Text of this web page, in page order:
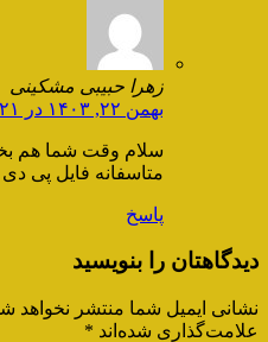
زهرا حبیبی مشکینی
بهمن ۲۲, ۱۴۰۳ در ۵:۲۱ ق٫ظ
سلام وقت شما هم
متاسفانه فایل پی
پاسخ
دیدگاهتان را بنویسید
نشانی ایمیل شما منتشر نخواهد
علامت‌گذاری شده‌اند *